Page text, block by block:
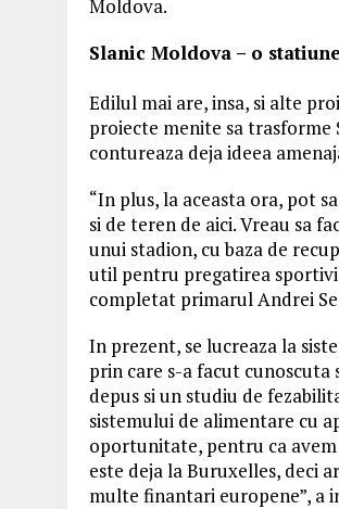
Moldova.
Slanic Moldova – o
Edilul mai are, insa, si alte
proiecte menite sa
contureaza deja ideea
“In plus, la aceasta ora, pot
si de teren de aici. Vreau sa
unui stadion, cu baza de
util pentru pregatirea
completat primarul Andrei
In prezent, se lucreaza la
prin care s-a facut
depus si un studiu de
sistemului de alimentare cu
oportunitate, pentru ca
este deja la Buruxelles, deci
multe finantari europene”, a